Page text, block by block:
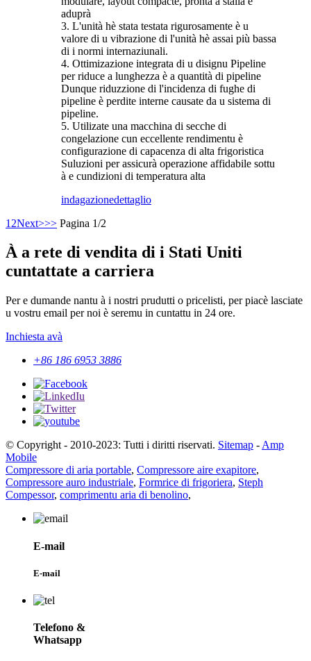
aduprà
3. L'unità hè stata testata rigurosamente è u
valore di u vibrazione di l'unità hè assai più bassa
di i normi internaziunali.
4. Ottimizazione integrata di u disignu Pipeline
per riduce a lunghezza è a quantità di pipeline
Dunque riduzzione di l'incidenza di fughe di
pipeline è perdite interne causate da u sistema di
pipeline.
5. Utilizate una macchina di secche di
congelazione cun eccellente rendimentu è
configurazione di capacenza di alta frigoristica
Suluzioni per assicurà operazione affidabile sottu
à e cundizioni di temperatura alta
indagazionedettaglio
1 2Next>>> Pagina 1/2
À a rete di vendita di i Stati Uniti
cuntattate a carriera
Per e dumande nantu à i nostri prudutti o pricelisti, per piacè lasciate
u vostru email per noi è seremu in cuntattu in 24 ore.
Inchiesta avà
+86 186 6953 3886
© Copyright - 2010-2023: Tutti i diritti riservati. Sitemap - Amp
Mobile
Compressore di aria portable, Compressore aire exapitore,
Compressore auro industriale, Formrice di frigoriera, Steph
Compessor, comprimentu aria di benolino,
E-mail
E-mail
Telefono &
Whatsapp